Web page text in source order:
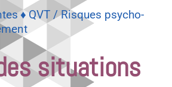
♦ QVT / Risques psycho-
situations